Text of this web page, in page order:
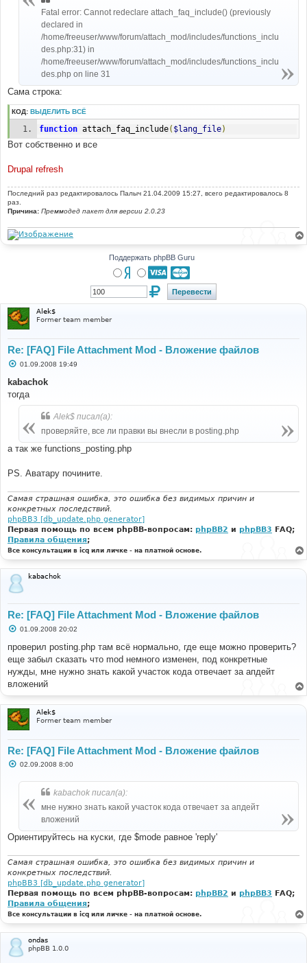
Fatal error: Cannot redeclare attach_faq_include() (previously
declared in
/home/freeuser/www/forum/attach_mod/includes/functions_inclu
des.php:31) in
/home/freeuser/www/forum/attach_mod/includes/functions_inclu
des.php on line 31
Сама строка:
КОД: ВЫДЕЛИТЬ ВСЁ
function attach_faq_include( $lang_file)
Вот собственно и все
Drupal refresh
Последний раз редактировалось Палыч 21.04.2009 15:27, всего редактировалось 8
раз.
Причина: Преммодед пакет для версии 2.0.23
Поддержать phpBB Guru
Alek$
Former team member
Re: [FAQ] File Attachment Mod - Вложение файлов
С
о
б
щ
01.09.2008 19:49
kabachok
тогда
Alek$ писал(а):
проверяйте, все ли правки вы внесли в posting.php
а так же functions_posting.php
PS. Аватару почините.
Самая страшная ошибка, это ошибка без видимых причин и
конкретных последствий.
phpBB3 [db_update.php generator]
Первая помощь по всем phpBB-вопросам: phpBB2 и phpBB3 FAQ;
Правила общения;
Все консультации в icq или личке - на платной основе.
kabachok
Re: [FAQ] File Attachment Mod - Вложение файлов
С
о
б
щ
е
н
и
01.09.2008 20:02
проверил posting.php там всё нормально, где еще можно проверить?
еще забыл сказать что mod немного изменен, под конкретные
нужды, мне нужно знать какой участок кода отвечает за апдейт
вложений
Alek$
Former team member
Re: [FAQ] File Attachment Mod - Вложение файлов
С
е
02.09.2008 8:00
kabachok писал(а):
мне нужно знать какой участок кода отвечает за апдейт
вложений
Ориентируйтесь на куски, где $mode равное 'reply'
Самая страшная ошибка, это ошибка без видимых причин и
конкретных последствий.
phpBB3 [db_update.php generator]
Первая помощь по всем phpBB-вопросам: phpBB2 и phpBB3 FAQ;
Правила общения;
Все консультации в icq или личке - на платной основе.
ondas
phpBB 1.0.0